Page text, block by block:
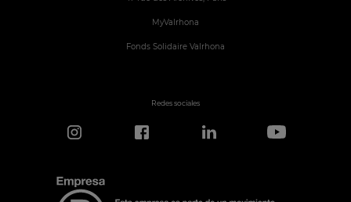
MyValrhona
Fonds Solidaire Valrhona
Redes sociales